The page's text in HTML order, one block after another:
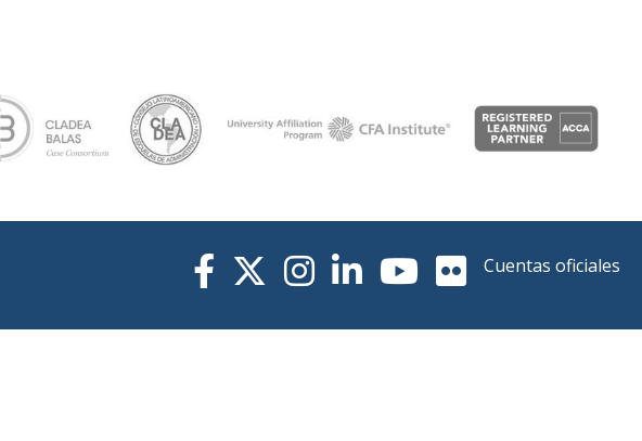
Cuentas oficiales